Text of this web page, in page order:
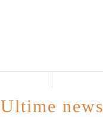
Ultime news